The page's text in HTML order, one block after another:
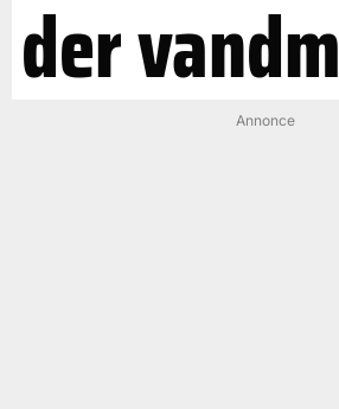
der
Annonce